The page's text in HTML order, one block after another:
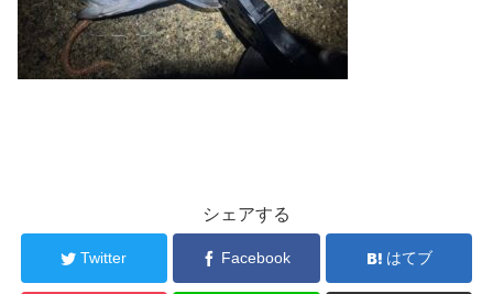
シェアする
Twitter Facebook はてブ